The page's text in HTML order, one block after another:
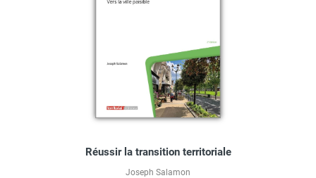
Réussir la transition territoriale
Joseph Salamon